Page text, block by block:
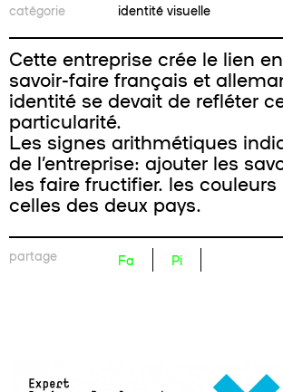
catégorie identité visuelle
Cette entreprise crée le lien
savoir-faire français et
identité se devait de refléter
particularité.
Les signes arithmétiques
de l’entreprise: ajouter les
les faire fructifier. les
celles des deux pays.
partage Fa Pi